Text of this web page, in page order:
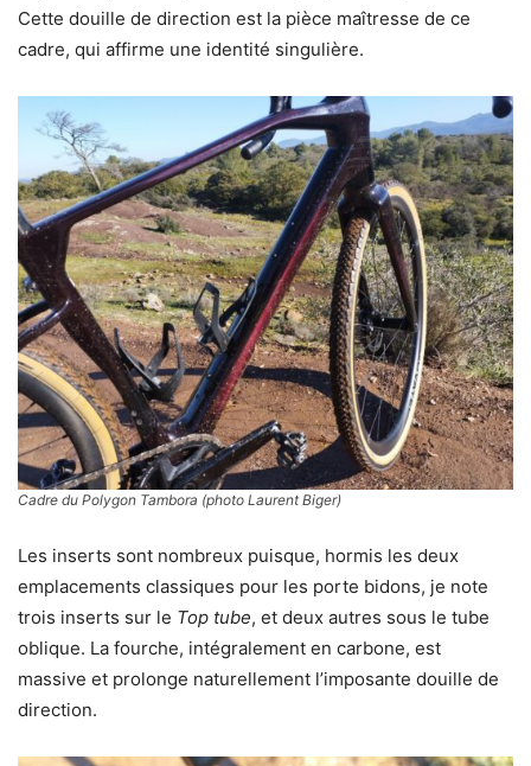
Cette douille de direction est la pièce maîtresse de ce
cadre, qui affirme une identité singulière.
Cadre du Polygon Tambora (photo Laurent Biger)
Les inserts sont nombreux puisque, hormis les deux
emplacements classiques pour les porte bidons, je note
trois inserts sur le Top tube, et deux autres sous le tube
oblique. La fourche, intégralement en carbone, est
massive et prolonge naturellement l’imposante douille de
direction.